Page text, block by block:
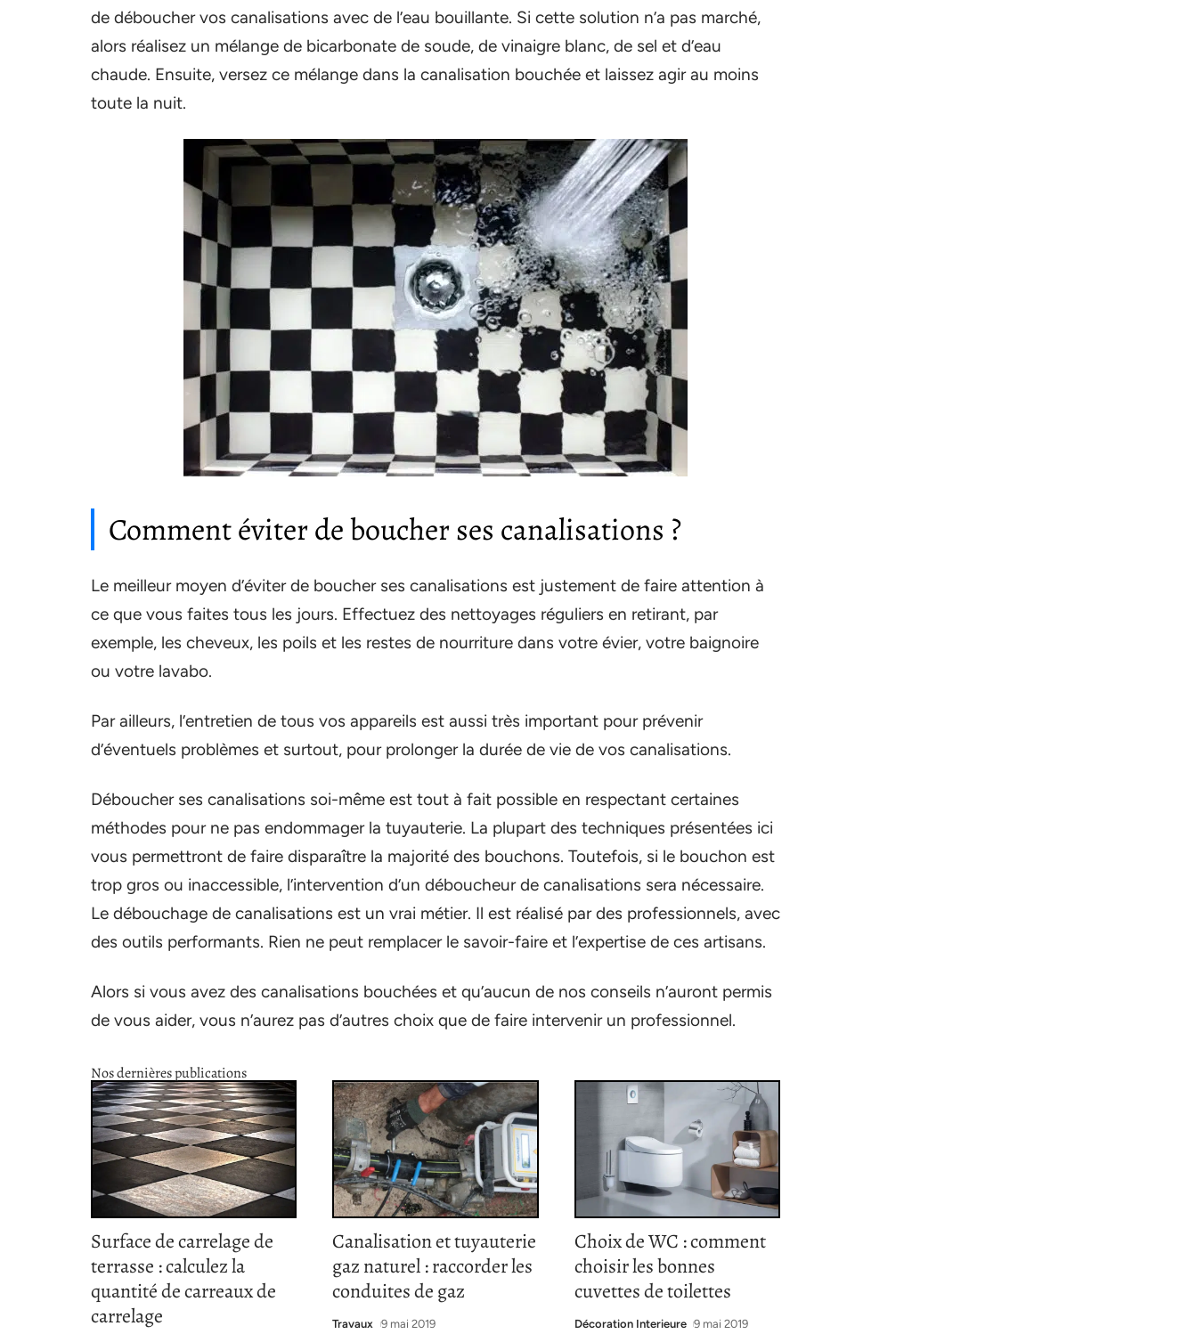
de déboucher vos canalisations avec de l’eau bouillante. Si cette solution n’a pas marché,
alors réalisez un mélange de bicarbonate de soude, de vinaigre blanc, de sel et d’eau
chaude. Ensuite, versez ce mélange dans la canalisation bouchée et laissez agir au moins
toute la nuit.
Comment éviter de boucher ses canalisations ?
Le meilleur moyen d’éviter de boucher ses canalisations est justement de faire attention à
ce que vous faites tous les jours. Effectuez des nettoyages réguliers en retirant, par
exemple, les cheveux, les poils et les restes de nourriture dans votre évier, votre baignoire
ou votre lavabo.
Par ailleurs, l’entretien de tous vos appareils est aussi très important pour prévenir
d’éventuels problèmes et surtout, pour prolonger la durée de vie de vos canalisations.
Déboucher ses canalisations soi-même est tout à fait possible en respectant certaines
méthodes pour ne pas endommager la tuyauterie. La plupart des techniques présentées ici
vous permettront de faire disparaître la majorité des bouchons. Toutefois, si le bouchon est
trop gros ou inaccessible, l’intervention d’un déboucheur de canalisations sera nécessaire.
Le débouchage de canalisations est un vrai métier. Il est réalisé par des professionnels, avec
des outils performants. Rien ne peut remplacer le savoir-faire et l’expertise de ces artisans.
Alors si vous avez des canalisations bouchées et qu’aucun de nos conseils n’auront permis
de vous aider, vous n’aurez pas d’autres choix que de faire intervenir un professionnel.
Nos dernières publications
Surface de carrelage de
terrasse : calculez la
quantité de carreaux de
carrelage
Canalisation et tuyauterie
gaz naturel : raccorder les
conduites de gaz
Travaux 9 mai 2019
Choix de WC : comment
choisir les bonnes
cuvettes de toilettes
Décoration Interieure 9 mai 2019